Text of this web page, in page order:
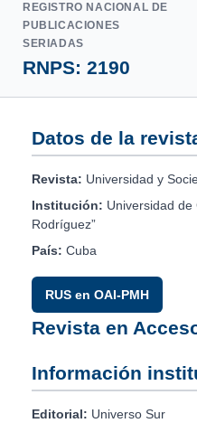
REGISTRO NACIONAL DE
PUBLICACIONES
SERIADAS
RNPS: 2190
Datos de la
Revista: Universidad y
Institución: Universidad de
Rodríguez”
País: Cuba
RUS en OAI-PMH
Revista en
Información
Editorial: Universo Sur